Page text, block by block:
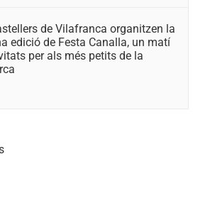
de Vilafranca organitzen la
edició de Festa Canalla, un matí
per als més petits de la